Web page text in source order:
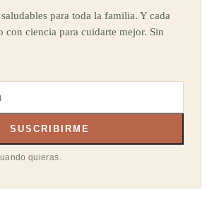
para toda la familia. Y cada
con ciencia para cuidarte mejor. Sin
SUSCRIBIRME
quieras.